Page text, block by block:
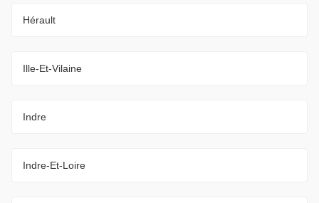
Hérault
Ille-Et-Vilaine
Indre
Indre-Et-Loire